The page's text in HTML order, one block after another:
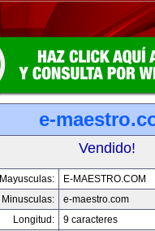
e-
Vendido!
Mayusculas:
E-MAESTRO.COM
Minusculas:
e-maestro.com
Longitud:
9 caracteres